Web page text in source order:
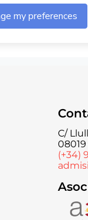
C/
(+34)